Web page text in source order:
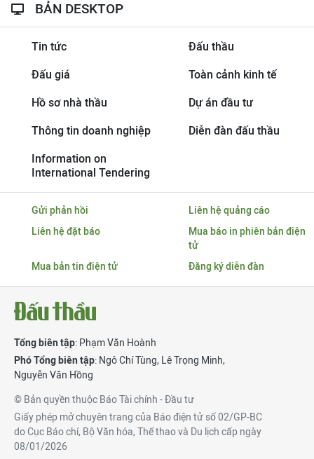
BẢN DESKTOP
Tin tức Đấu thầu
Đấu giá Toàn cảnh kinh tế
Hồ sơ nhà thầu Dự án đầu tư
Thông tin doanh nghiệp Diễn đàn đấu thầu
Information on
International Tendering
Gửi phản hồi
Liên hệ quảng cáo
Liên hệ đặt báo
Mua báo in phiên bản điện
tử
Mua bản tin điện tử
Đăng ký diễn đàn
Tổng biên tập: Phạm Văn Hoành
Phó Tổng biên tập: Ngô Chí Tùng, Lê Trọng Minh,
Nguyễn Văn Hồng
© Bản quyền thuộc Báo Tài chính - Đầu tư
Giấy phép mở chuyên trang của Báo điện tử số 02/GP-BC
do Cục Báo chí, Bộ Văn hóa, Thể thao và Du lịch cấp ngày
08/01/2026